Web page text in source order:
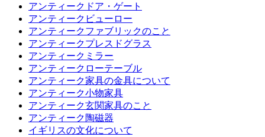
アンティークドア・ゲート
アンティークビューロー
アンティークファブリックのこと
アンティークプレスドグラス
アンティークミラー
アンティークローテーブル
アンティーク家具の金具について
アンティーク小物家具
アンティーク玄関家具のこと
アンティーク陶磁器
イギリスの文化について